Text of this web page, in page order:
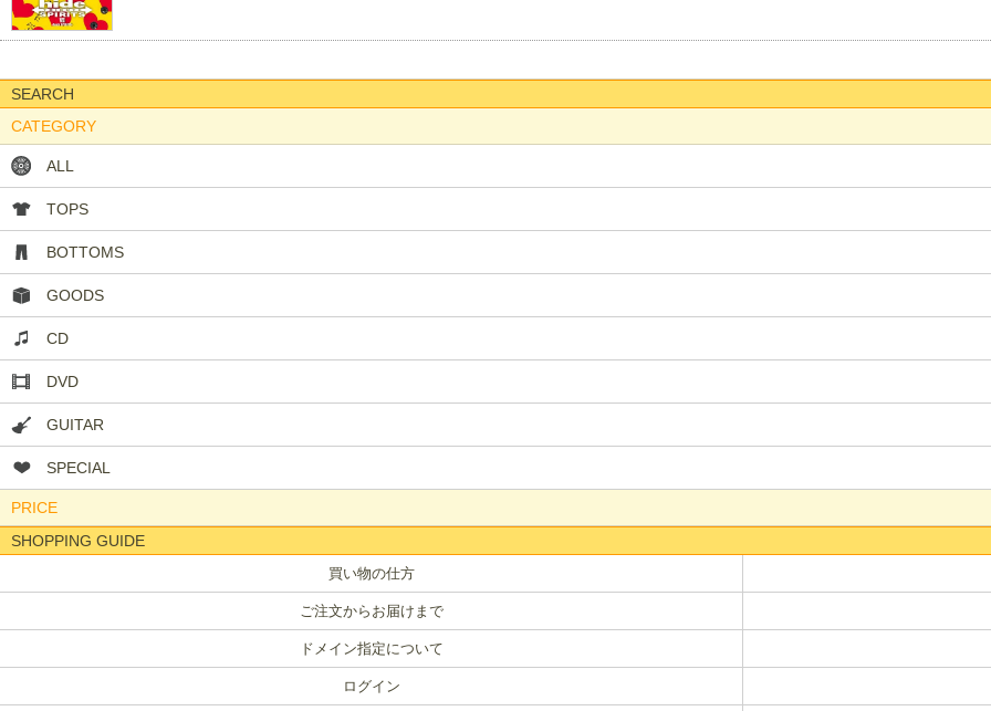
SEARCH
CATEGORY
ALL
TOPS
BOTTOMS
GOODS
CD
DVD
GUITAR
SPECIAL
PRICE
SHOPPING GUIDE
買い物の仕方
ご注文からお届けまで
ドメイン指定について
ログイン